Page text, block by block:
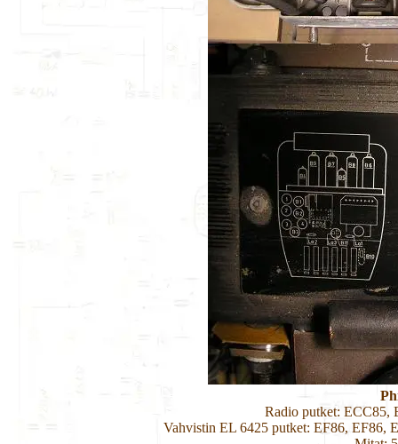
Radio putket: ECC85,
Vahvistin EL 6425 putket: EF86, EF86,